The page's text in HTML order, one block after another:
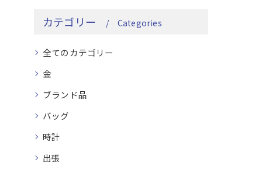
カテゴリー Categories
全てのカテゴリー
金
ブランド品
バッグ
時計
出張